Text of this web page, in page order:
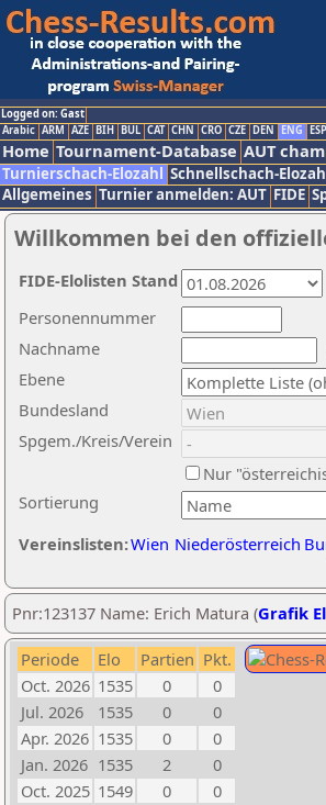
Logged on: Gast
Arabic ARM AZE BIH BUL CAT CHN CRO CZE DEN ENG ESP
Home Tournament-Database AUT
Turnierschach-Elozahl Schnellschach-
Allgemeines Turnier anmelden: AUT FIDE
Willkommen bei den
Nachname
Ebene
Sortierung
Personennummer
Bundesland
Spgem./Kreis/Verein
Nur
Vereinslisten:Wien Niederösterreich
FIDE-Elolisten Stand
Pnr:123137 Name: Erich Matura (Grafik
Periode Elo Partien Pkt.
Oct. 2026 1535 0
0
Jul. 2026
1535 0
0
Apr. 2026 1535 0
0
Jan. 2026 1535 2
0
Oct. 2025 1549 0
0